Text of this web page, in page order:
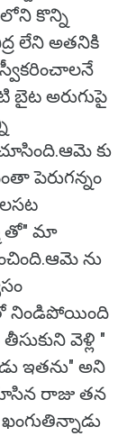
కొన్ని
లేని అతనికి
అరుగుపై
కు
పెరుగన్నం
తో" మా
ను
నిండిపోయింది
వెళ్లి "
ఇతను" అని
రాజు తన